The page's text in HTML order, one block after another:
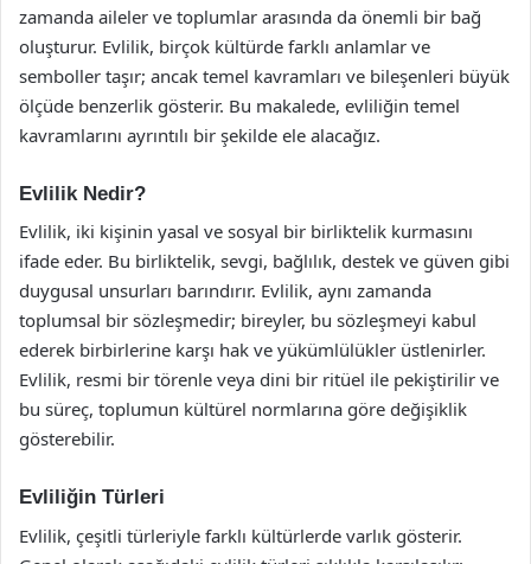
zamanda aileler ve toplumlar arasında da önemli bir bağ
oluşturur. Evlilik, birçok kültürde farklı anlamlar ve
semboller taşır; ancak temel kavramları ve bileşenleri büyük
ölçüde benzerlik gösterir. Bu makalede, evliliğin temel
kavramlarını ayrıntılı bir şekilde ele alacağız.
Evlilik Nedir?
Evlilik, iki kişinin yasal ve sosyal bir birliktelik kurmasını
ifade eder. Bu birliktelik, sevgi, bağlılık, destek ve güven gibi
duygusal unsurları barındırır. Evlilik, aynı zamanda
toplumsal bir sözleşmedir; bireyler, bu sözleşmeyi kabul
ederek birbirlerine karşı hak ve yükümlülükler üstlenirler.
Evlilik, resmi bir törenle veya dini bir ritüel ile pekiştirilir ve
bu süreç, toplumun kültürel normlarına göre değişiklik
gösterebilir.
Evliliğin Türleri
Evlilik, çeşitli türleriyle farklı kültürlerde varlık gösterir.